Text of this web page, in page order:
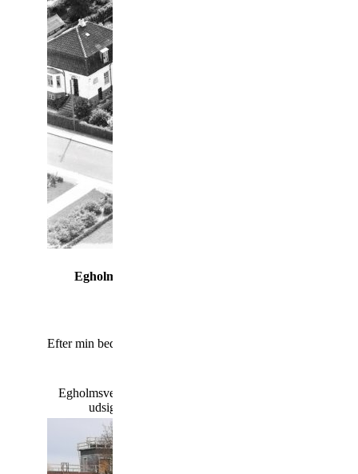
Egholmsvej går fra Udbyhøjvej til Dronningborg
Efter min bedste mening vil jeg mene, at de tre viste
Egholmsvej begynder/ender ved Udbyhøjvej og som man
udsigten ændret sig siden "sporbyen" i gang satte